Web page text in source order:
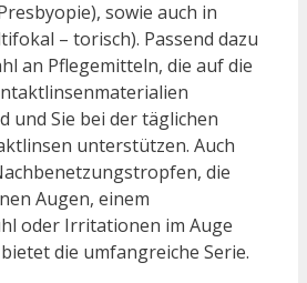
), sowie auch in
– torisch). Passend dazu
an Pflegemitteln, die auf die
und Sie bei der täglichen
unterstützen. Auch
die
Augen, einem
oder Irritationen im Auge
die umfangreiche Serie.